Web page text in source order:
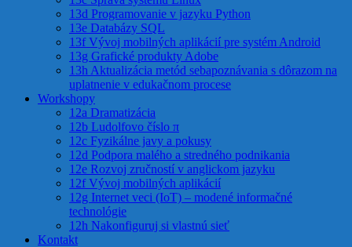
13d Programovanie v jazyku Python
13e Databázy SQL
13f Vývoj mobilných aplikácií pre systém Android
13g Grafické produkty Adobe
13h Aktualizácia metód sebapoznávania s dôrazom na
uplatnenie v edukačnom procese
Workshopy
12a Dramatizácia
12b Ludolfovo číslo π
12c Fyzikálne javy a pokusy
12d Podpora malého a stredného podnikania
12e Rozvoj zručností v anglickom jazyku
12f Vývoj mobilných aplikácií
12g Internet veci (IoT) – modené informačné
technológie
12h Nakonfiguruj si vlastnú sieť
Kontakt